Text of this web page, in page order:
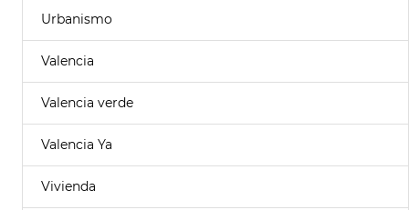
Urbanismo
Valencia
Valencia verde
Valencia Ya
Vivienda